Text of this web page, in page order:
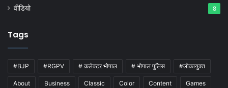
वीडियो 8
Tags
#BJP #RGPV # कलेक्टर भोपाल # भोपाल पुलिस #लोकायुक्त
About Business Classic Color Content Games